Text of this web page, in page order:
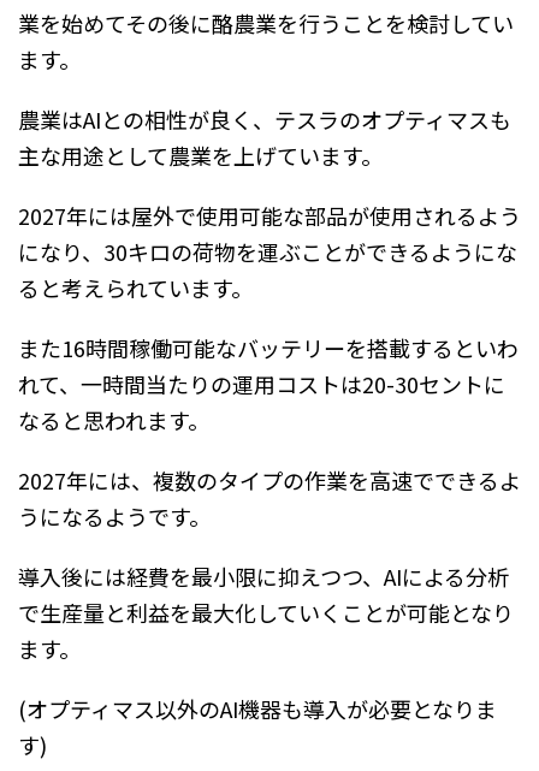
業を始めてその後に酪農業を行うことを検討してい
ます。
農業はAIとの相性が良く、テスラのオプティマスも
主な用途として農業を上げています。
2027年には屋外で使用可能な部品が使用されるよう
になり、30キロの荷物を運ぶことができるようにな
ると考えられています。
また16時間稼働可能なバッテリーを搭載するといわ
れて、一時間当たりの運用コストは20-30セントに
なると思われます。
2027年には、複数のタイプの作業を高速でできるよ
うになるようです。
導入後には経費を最小限に抑えつつ、AIによる分析
で生産量と利益を最大化していくことが可能となり
ます。
(オプティマス以外のAI機器も導入が必要となりま
す)